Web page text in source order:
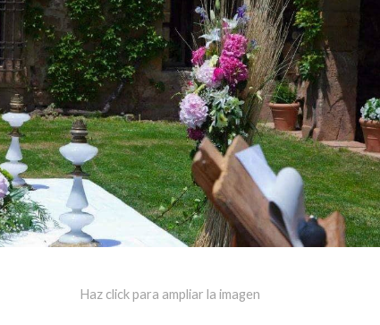
Haz click para ampliar la imagen